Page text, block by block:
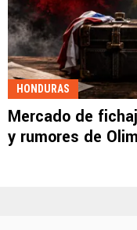
HONDURAS
Mercado de
y rumores de